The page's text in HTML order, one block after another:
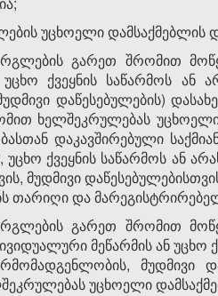
უცხოელი დამსაქმებლის
გარეთ შრომით
უცხო ქვეყნის საწარმოს
დაწესებულების)
ხელშეკრულებას
დაკავშირებული
უცხო ქვეყნის საწარმოს ან
მუდმივი
თარიღი და
გარეთ შრომით
მეწარმის ან
მუდმივი
უცხოელი